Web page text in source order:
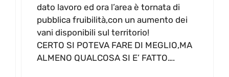
dato lavoro ed ora l’area è tornata di
pubblica fruibilità,con un aumento dei
vani disponibili sul territorio!
CERTO SI POTEVA FARE DI MEGLIO,MA
ALMENO QUALCOSA SI E’ FATTO….